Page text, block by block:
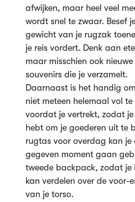
afwijken, maar heel veel
wordt snel te zwaar. Besef
gewicht van je rugzak
je reis vordert. Denk aan
maar misschien ook
souvenirs die je verzamelt.
Daarnaast is het handig
niet meteen helemaal vol
voordat je vertrekt, zodat
hebt om je goederen uit te
rugtas voor overdag kan je
gegeven moment gaan
tweede backpack, zodat je
kan verdelen over de voor-
van je torso.